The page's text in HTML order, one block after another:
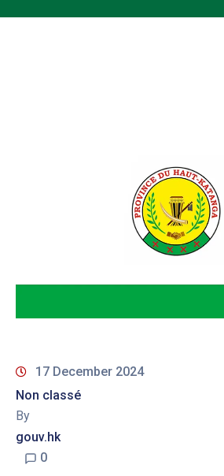
17 December 2024
Non classé
By
gouv.hk
0